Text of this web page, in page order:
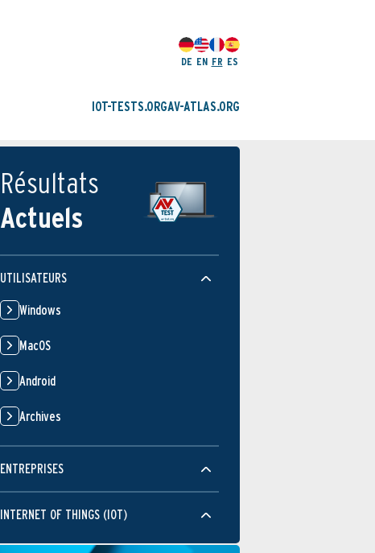
DE EN FR ES
IOT-TESTS.ORGAV-ATLAS.ORG
Résultats
Actuels
UTILISATEURS
Windows
MacOS
Android
Archives
ENTREPRISES
INTERNET OF THINGS (IOT)